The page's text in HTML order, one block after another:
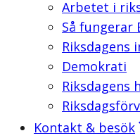
Arbetet i
Så fungerar
Riksdagens
Demokrati
Riksdagens
Kontakt & besök